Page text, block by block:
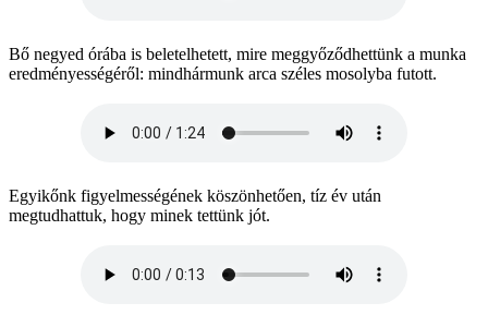
Bő negyed órába is beletelhetett, mire meggyőződhettünk a munka
eredményességéről: mindhármunk arca széles mosolyba futott.
Egyikőnk figyelmességének köszönhetően, tíz év után
megtudhattuk, hogy minek tettünk jót.